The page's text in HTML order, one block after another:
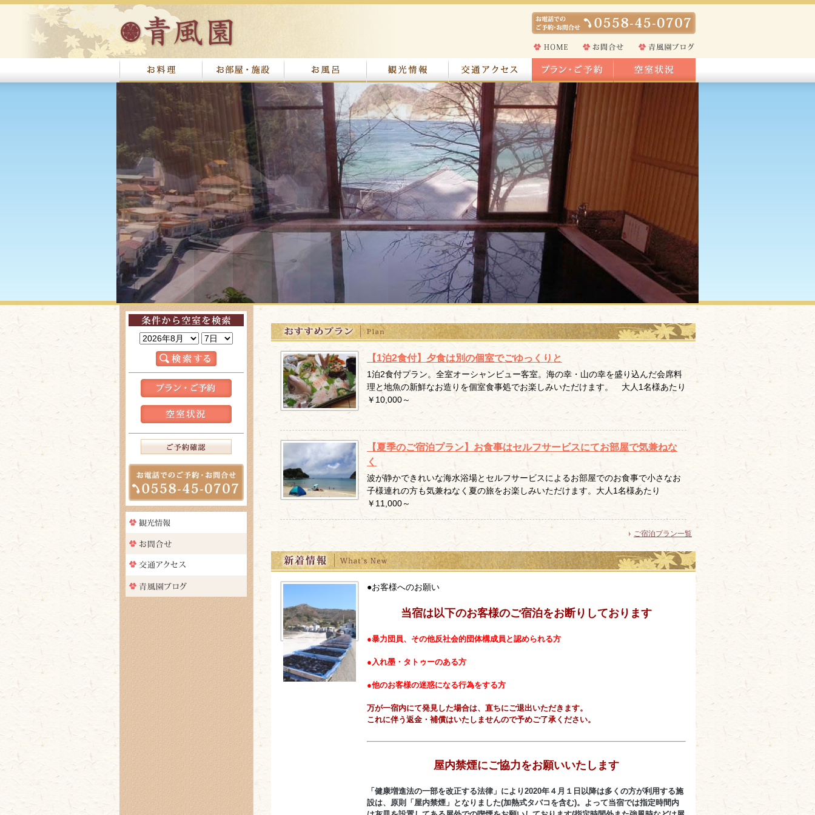
【1泊2食付】夕食は別の個室でごゆっくりと
1泊2食付プラン。全室オーシャンビュー客室。海の幸・山の幸を盛り込んだ会席料
理と地魚の新鮮なお造りを個室食事処でお楽しみいただけます。 大人1名様あたり
￥10,000～
【夏季のご宿泊プラン】お食事はセルフサービスにてお部屋で気兼ねな
く
波が静かできれいな海水浴場とセルフサービスによるお部屋でのお食事で小さなお
子様連れの方も気兼ねなく夏の旅をお楽しみいただけます。大人1名様あたり
￥11,000～
ご宿泊プラン一覧
●お客様へのお願い
当宿は以下のお客様のご宿泊をお断りしております
●暴力団員、その他反社会的団体構成員と認められる方
●入れ墨・タトゥーのある方
●他のお客様の迷惑になる行為をする方
万が一宿内にて発見した場合は、直ちにご退出いただきます。
これに伴う返金・補償はいたしませんので予めご了承ください。
屋内禁煙にご協力をお願いいたします
「健康増進法の一部を改正する法律」により2020年４月１日以降は多くの方が利用する施
設は、原則「屋内禁煙」となりました(加熱式タバコを含む)。よって当宿では指定時間内